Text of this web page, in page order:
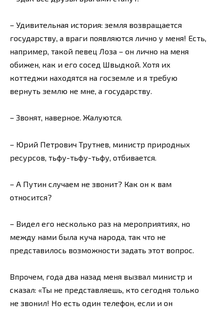
– Удивительная история: земля возвращается
государству, а враги появляются лично у меня! Есть,
например, такой певец Лоза – он лично на меня
обижен, как и его сосед Швыдкой. Хотя их
коттеджи находятся на госземле и я требую
вернуть землю не мне, а государству.
– Звонят, наверное. Жалуются.
– Юрий Петрович Трутнев, министр природных
ресурсов, тьфу-тьфу-тьфу, отбивается.
– А Путин случаем не звонит? Как он к вам
относится?
– Видел его несколько раз на мероприятиях, но
между нами была куча народа, так что не
представилось возможности задать этот вопрос.
Впрочем, года два назад меня вызвал министр и
сказал: «Ты не представляешь, кто сегодня только
не звонил! Но есть один телефон, если и он